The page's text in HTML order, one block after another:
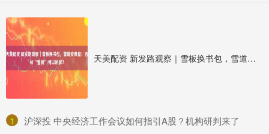
天美配资 新发路观察｜雪板换书包，雪道变课堂！吉林 “雪假” 何以刷屏？
1 ​沪深投 中央经济工作会议如何指引A股？机构研判来了